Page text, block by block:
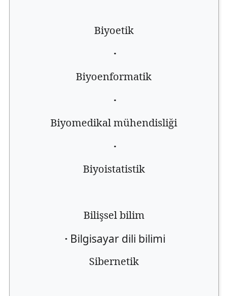
Biyoetik
·
Biyoenformatik
·
Biyomedikal mühendisliği
·
Biyoistatistik
Bilişsel bilim
· Bilgisayar dili bilimi
Sibernetik